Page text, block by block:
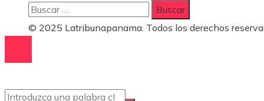
Buscar:
© 2025 Latribunapanama. Todos los derechos